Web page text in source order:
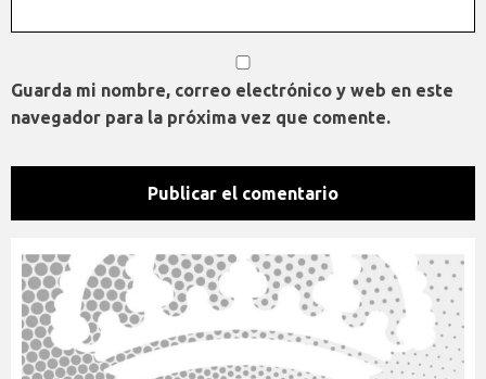
Guarda mi nombre, correo electrónico y web en este
navegador para la próxima vez que comente.